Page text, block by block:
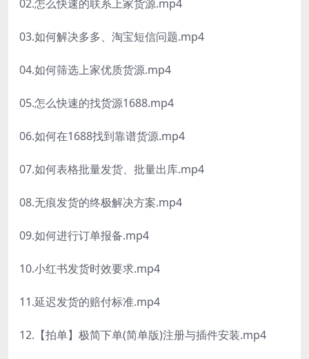
02.怎么快速的联系上家货源.mp4
03.如何解决多多、淘宝短信问题.mp4
04.如何筛选上家优质货源.mp4
05.怎么快速的找货源1688.mp4
06.如何在1688找到靠谱货源.mp4
07.如何表格批量发货、批量出库.mp4
08.无痕发货的终极解决方案.mp4
09.如何进行订单报备.mp4
10.小红书发货时效要求.mp4
11.延迟发货的赔付标准.mp4
12.【拍单】极简下单(简单版)注册与插件安装.mp4